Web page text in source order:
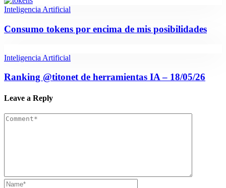
Inteligencia Artificial
Consumo tokens por encima de mis posibilidades
Inteligencia Artificial
Ranking @titonet de herramientas IA – 18/05/26
Leave a Reply